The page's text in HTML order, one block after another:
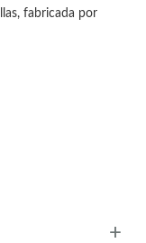
fabricada por